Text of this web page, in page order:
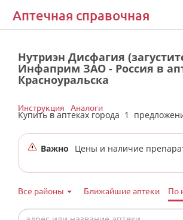
Аптечная справочная
Нутриэн Дисфагия
Инфаприм ЗАО - Россия в
Красноуральска
Купить в аптеках города 1
Инструкция Аналоги
Важно Цены и наличие
Все районы Ближайшие аптеки По